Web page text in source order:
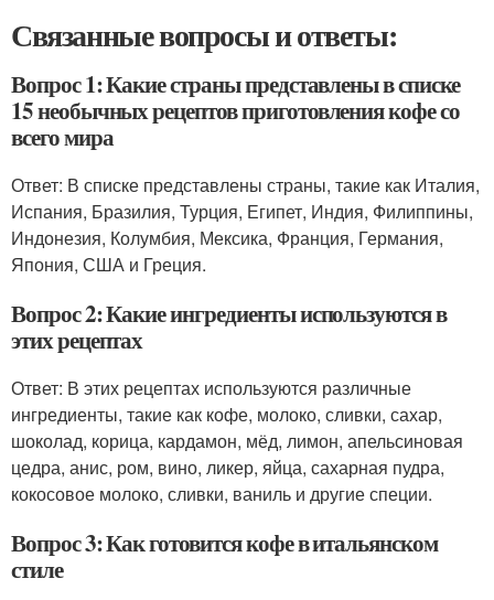
Связанные вопросы и ответы:
Вопрос 1: Какие страны представлены в списке
15 необычных рецептов приготовления кофе со
всего мира
Ответ: В списке представлены страны, такие как Италия,
Испания, Бразилия, Турция, Египет, Индия, Филиппины,
Индонезия, Колумбия, Мексика, Франция, Германия,
Япония, США и Греция.
Вопрос 2: Какие ингредиенты используются в
этих рецептах
Ответ: В этих рецептах используются различные
ингредиенты, такие как кофе, молоко, сливки, сахар,
шоколад, корица, кардамон, мёд, лимон, апельсиновая
цедра, анис, ром, вино, ликер, яйца, сахарная пудра,
кокосовое молоко, сливки, ваниль и другие специи.
Вопрос 3: Как готовится кофе в итальянском
стиле